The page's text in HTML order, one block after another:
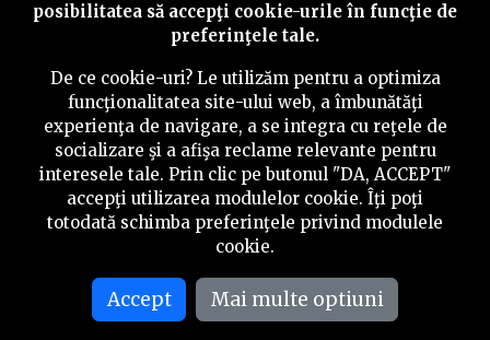
posibilitatea să accepţi cookie-urile în funcţie de
preferinţele tale.
De ce cookie-uri? Le utilizăm pentru a optimiza
funcţionalitatea site-ului web, a îmbunătăţi
experienţa de navigare, a se integra cu reţele de
socializare şi a afişa reclame relevante pentru
interesele tale. Prin clic pe butonul "DA, ACCEPT"
accepţi utilizarea modulelor cookie. Îţi poţi
totodată schimba preferinţele privind modulele
cookie.
Accept Mai multe optiuni